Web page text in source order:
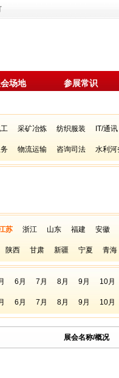
场地 参展常识
采矿冶炼 纺织服装 IT/通讯
物流运输 咨询司法 水利河
苏 浙江 山东 福建 安徽
陕西 甘肃 新疆 宁夏 青海
6月 7月 8月 9月 10月
6月 7月 8月 9月 10月
展会名称/概况